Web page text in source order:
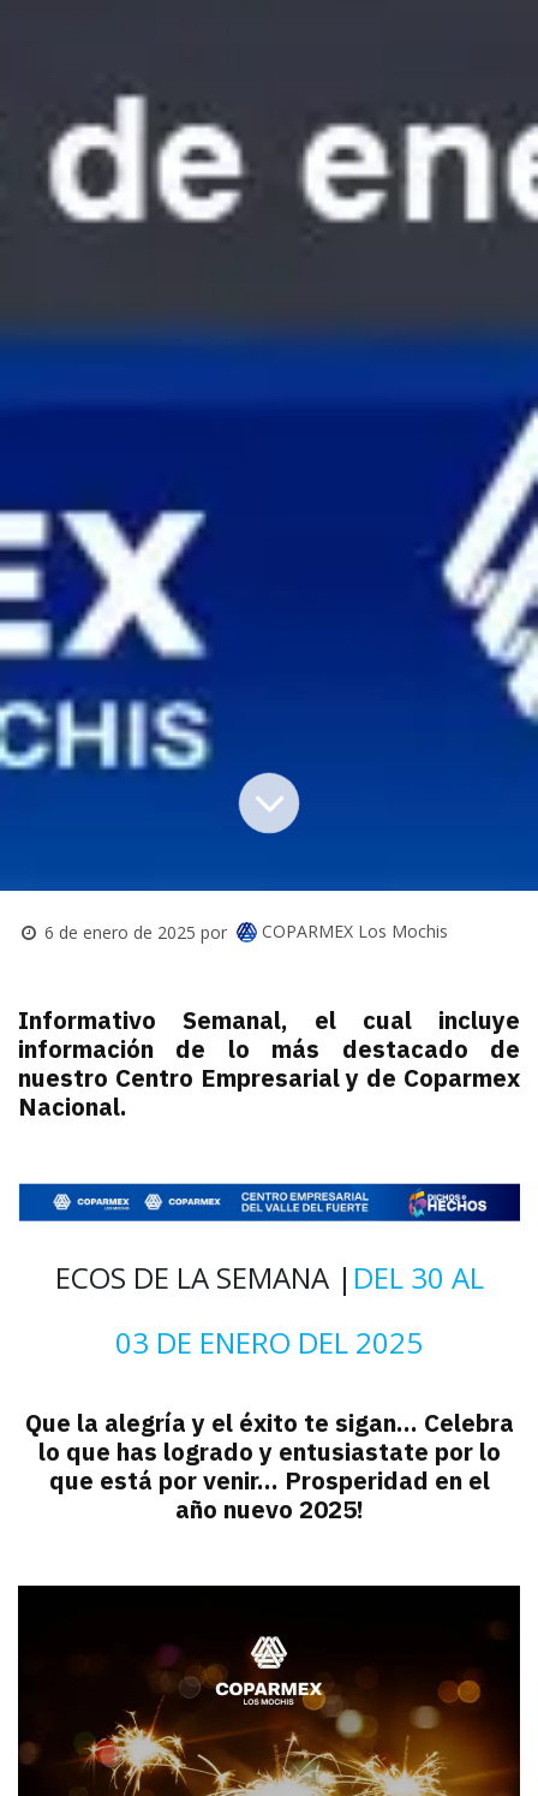
6 de enero de 2025 por COPARMEX Los Mochis
Informativo Semanal, el cual incluye
información de lo más destacado de
nuestro Centro Empresarial y de Coparmex
Nacional.
ECOS DE LA SEMANA | DEL 30 AL
03 DE ENERO DEL 2025
Que la alegría y el éxito te sigan... Celebra
lo que has logrado y entusiastate por lo
que está por venir... Prosperidad en el
año nuevo 2025!